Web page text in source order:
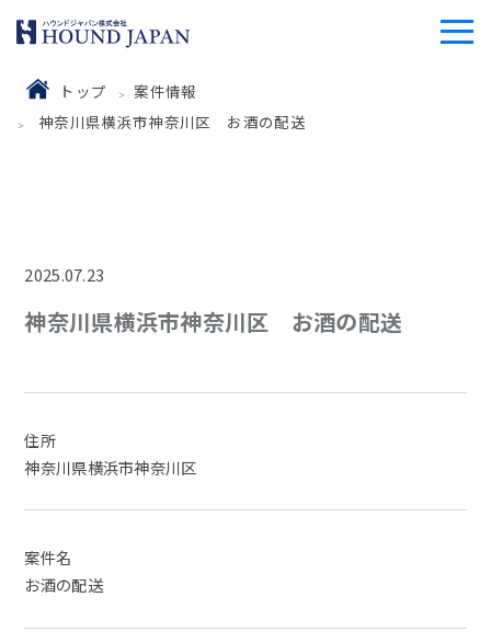
トップ
案件情報
神奈川県横浜市神奈川区 お酒の配送
2025.07.23
神奈川県横浜市神奈川区 お酒の配送
住所
神奈川県横浜市神奈川区
案件名
お酒の配送